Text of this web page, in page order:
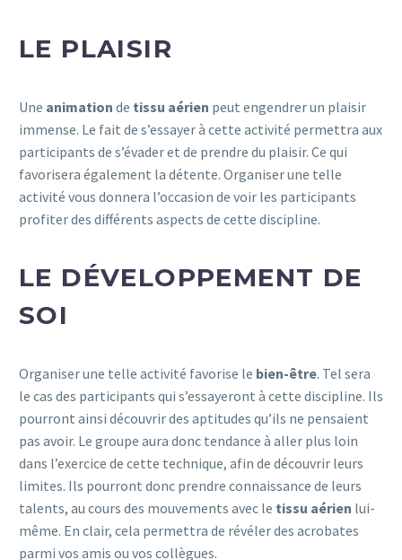
LE PLAISIR
Une animation de tissu aérien peut engendrer un plaisir
immense. Le fait de s’essayer à cette activité permettra aux
participants de s’évader et de prendre du plaisir. Ce qui
favorisera également la détente. Organiser une telle
activité vous donnera l’occasion de voir les participants
profiter des différents aspects de cette discipline.
LE DÉVELOPPEMENT DE
SOI
Organiser une telle activité favorise le bien-être. Tel sera
le cas des participants qui s’essayeront à cette discipline. Ils
pourront ainsi découvrir des aptitudes qu’ils ne pensaient
pas avoir. Le groupe aura donc tendance à aller plus loin
dans l’exercice de cette technique, afin de découvrir leurs
limites. Ils pourront donc prendre connaissance de leurs
talents, au cours des mouvements avec le tissu aérien lui-
même. En clair, cela permettra de révéler des acrobates
parmi vos amis ou vos collègues.